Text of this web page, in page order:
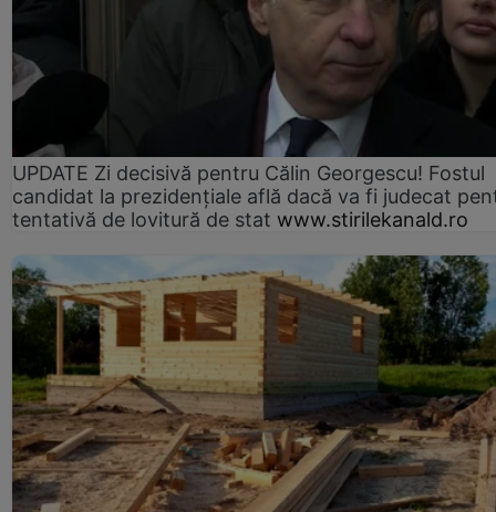
UPDATE Zi decisivă pentru Călin Georgescu! Fostul
candidat la prezidențiale află dacă va fi judecat
tentativă de lovitură de stat www.stirilekanald.ro